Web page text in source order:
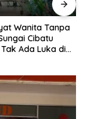
Landa
Ribu Liter Air
ke